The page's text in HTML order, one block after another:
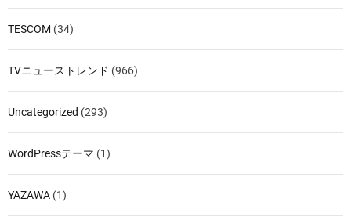
TESCOM (34)
TVニューストレンド (966)
Uncategorized (293)
WordPressテーマ (1)
YAZAWA (1)